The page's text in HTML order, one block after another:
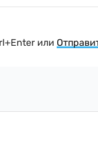
или